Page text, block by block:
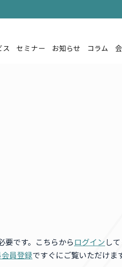
ス セミナー お知らせ コラム
要です。こちらからログインし
員登録ですぐにご覧いただけま